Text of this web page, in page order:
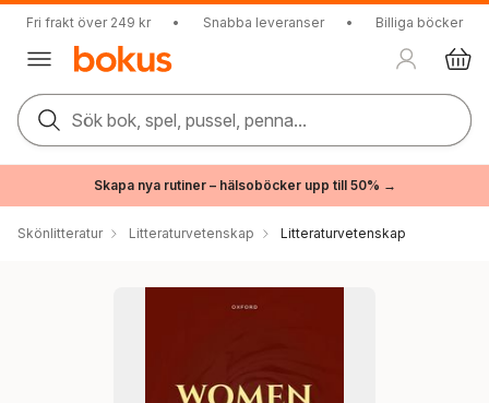
Fri frakt över 249 kr • Snabba leveranser • Billiga böcker
Sök bok, spel, pussel, penna...
Skapa nya rutiner – hälsoböcker upp till 50% →
Skönlitteratur Litteraturvetenskap Litteraturvetenskap